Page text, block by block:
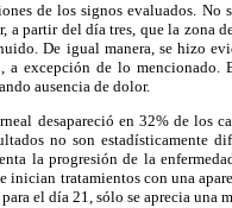
de los signos evaluados.
a partir del día tres, que la
De igual manera, se hizo
a excepción de lo
ausencia de dolor.
desapareció en 32% de los
no son estadísticamente
la progresión de la
inician tratamientos con una
para el día 21, sólo se aprecia una